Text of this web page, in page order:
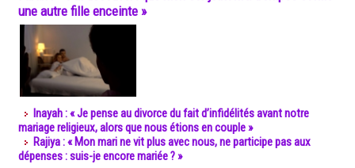
une autre fille enceinte »
Inayah : « Je pense au divorce du fait d’infidélités avant notre
mariage religieux, alors que nous étions en couple »
Rajiya : « Mon mari ne vit plus avec nous, ne participe pas aux
dépenses : suis-je encore mariée ? »